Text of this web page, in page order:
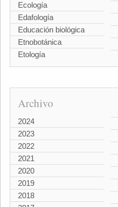
Ecología
Edafología
Educación biológica
Etnobotánica
Etología
Archivo
2024
2023
2022
2021
2020
2019
2018